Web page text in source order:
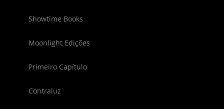
Showtime Books
Moonlight Edições
Primeiro Capítulo
Contraluz